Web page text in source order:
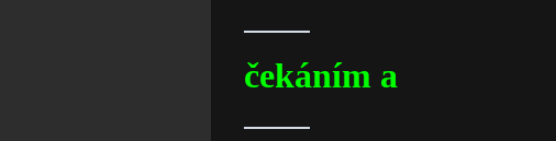
čekáním a